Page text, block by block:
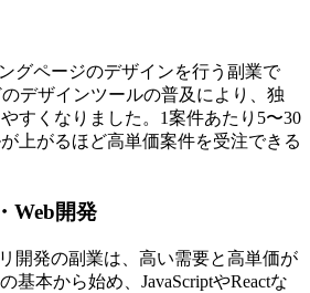
グページのデザインを行う副業で
のデザインツールの普及により、独
すくなりました。1案件あたり5〜30
上がるほど高単価案件を受注できる
Web開発
開発の副業は、高い需要と高単価が
基本から始め、JavaScriptやReactな